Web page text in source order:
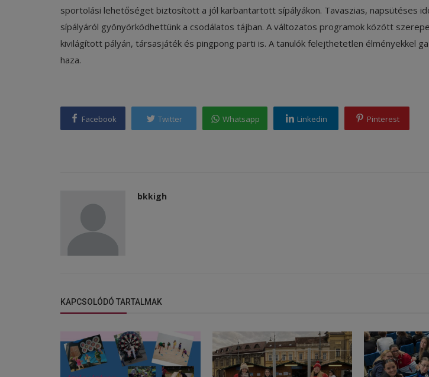
sportolási lehetőséget biztosított a jól karbantartott sípályákon. Tavaszias, napsütéses
sípályáról gyönyörködhettünk a csodálatos tájban. A változatos programok között
kivilágított pályán, társasjáték és pingpong parti is. A tanulók felejthetetlen élményekkel
haza.
Facebook Twitter Whatsapp Linkedin Pinterest
bkkigh
KAPCSOLÓDÓ TARTALMAK